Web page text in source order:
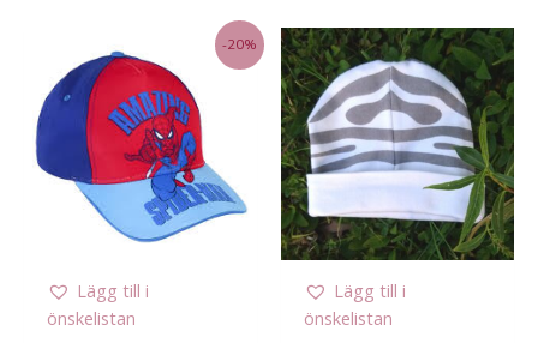
-20%
Lägg till i
önskelistan
Lägg till i
önskelistan